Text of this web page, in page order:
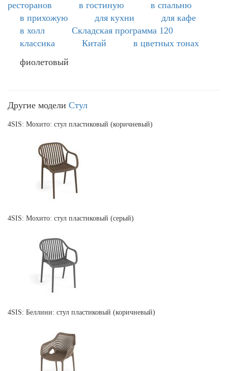
ресторанов в гостиную
в спальню
в прихожую
для кухни
для кафе
в холл
Складская программа 120
классика
Китай
в цветных тонах
фиолетовый
Другие модели Стул
4SIS: Мохито: стул пластиковый (коричневый)
4SIS: Мохито: стул пластиковый (серый)
4SIS: Беллини: стул пластиковый (коричневый)